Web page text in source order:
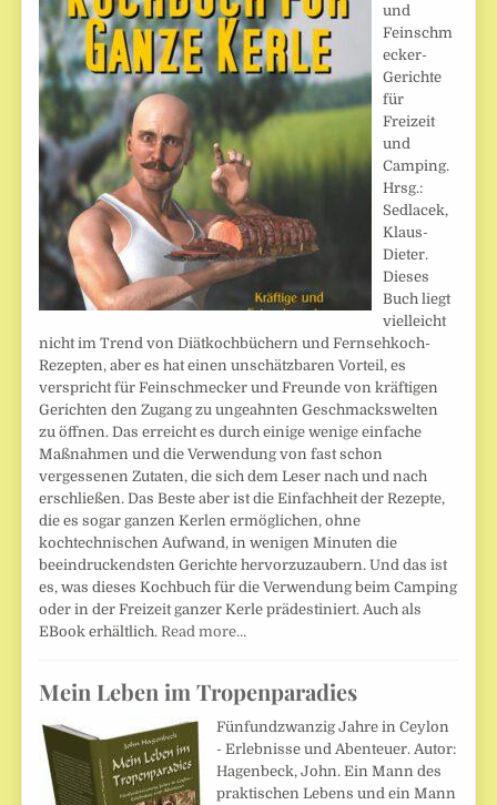
und
Feinschm
ecker-
Gerichte
für
Freizeit
und
Camping.
Hrsg.:
Sedlacek,
Klaus-
Dieter.
Dieses
Buch liegt
vielleicht
nicht im Trend von Diätkochbüchern und Fernsehkoch-
Rezepten, aber es hat einen unschätzbaren Vorteil, es
verspricht für Feinschmecker und Freunde von kräftigen
Gerichten den Zugang zu ungeahnten Geschmackswelten
zu öffnen. Das erreicht es durch einige wenige einfache
Maßnahmen und die Verwendung von fast schon
vergessenen Zutaten, die sich dem Leser nach und nach
erschließen. Das Beste aber ist die Einfachheit der Rezepte,
die es sogar ganzen Kerlen ermöglichen, ohne
kochtechnischen Aufwand, in wenigen Minuten die
beeindruckendsten Gerichte hervorzuzaubern. Und das ist
es, was dieses Kochbuch für die Verwendung beim Camping
oder in der Freizeit ganzer Kerle prädestiniert. Auch als
EBook erhältlich. Read more…
Mein Leben im Tropenparadies
Fünfundzwanzig Jahre in Ceylon
- Erlebnisse und Abenteuer. Autor:
Hagenbeck, John. Ein Mann des
praktischen Lebens und ein Mann